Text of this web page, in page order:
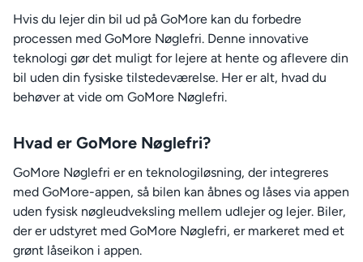
Hvis du lejer din bil ud på GoMore kan du forbedre
processen med GoMore Nøglefri. Denne innovative
teknologi gør det muligt for lejere at hente og aflevere din
bil uden din fysiske tilstedeværelse. Her er alt, hvad du
behøver at vide om GoMore Nøglefri.
Hvad er GoMore Nøglefri?
GoMore Nøglefri er en teknologiløsning, der integreres
med GoMore-appen, så bilen kan åbnes og låses via appen
uden fysisk nøgleudveksling mellem udlejer og lejer. Biler,
der er udstyret med GoMore Nøglefri, er markeret med et
grønt låseikon i appen.